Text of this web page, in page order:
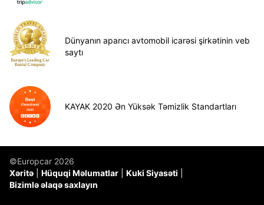
Dünyanın aparıcı avtomobil icarəsi şirkətinin veb
saytı
KAYAK 2020 Ən Yüksək Təmizlik Standartları
©Europcar 2026
Xəritə
Hüquqi Məlumatlar
Kuki Siyasəti
Bizimlə əlaqə saxlayın